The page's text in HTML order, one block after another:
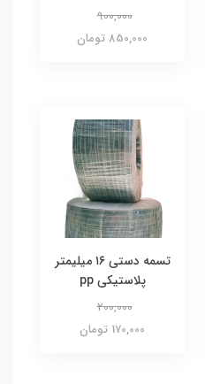
900,000
850,000 تومان
تسمه دستی ۱۶ میلیمتر
پلاستیکی pp
200,000
170,000 تومان